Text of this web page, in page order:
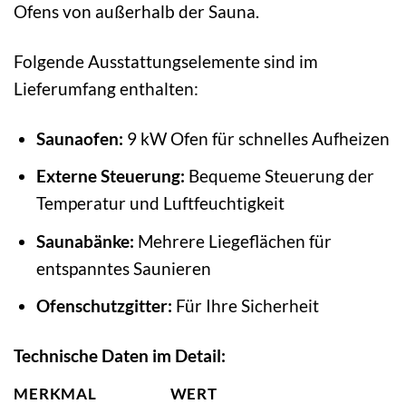
Ofens von außerhalb der Sauna.
Folgende Ausstattungselemente sind im
Lieferumfang enthalten:
Saunaofen: 9 kW Ofen für schnelles Aufheizen
Externe Steuerung: Bequeme Steuerung der
Temperatur und Luftfeuchtigkeit
Saunabänke: Mehrere Liegeflächen für
entspanntes Saunieren
Ofenschutzgitter: Für Ihre Sicherheit
Technische Daten im Detail:
MERKMAL
WERT